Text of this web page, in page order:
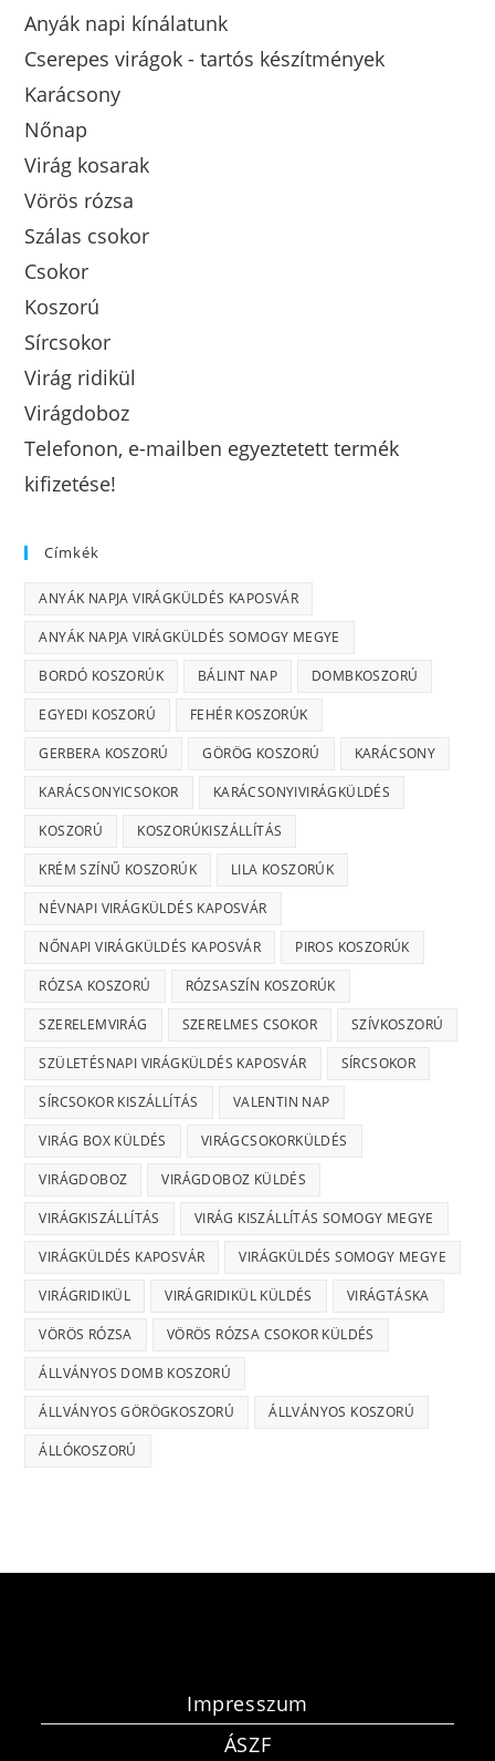
Anyák napi kínálatunk
Cserepes virágok - tartós készítmények
Karácsony
Nőnap
Virág kosarak
Vörös rózsa
Szálas csokor
Csokor
Koszorú
Sírcsokor
Virág ridikül
Virágdoboz
Telefonon, e-mailben egyeztetett termék
kifizetése!
Címkék
ANYÁK NAPJA VIRÁGKÜLDÉS KAPOSVÁR
ANYÁK NAPJA VIRÁGKÜLDÉS SOMOGY MEGYE
BORDÓ KOSZORÚK BÁLINT NAP DOMBKOSZORÚ
EGYEDI KOSZORÚ FEHÉR KOSZORÚK
GERBERA KOSZORÚ GÖRÖG KOSZORÚ KARÁCSONY
KARÁCSONYICSOKOR KARÁCSONYIVIRÁGKÜLDÉS
KOSZORÚ KOSZORÚKISZÁLLÍTÁS
KRÉM SZÍNŰ KOSZORÚK LILA KOSZORÚK
NÉVNAPI VIRÁGKÜLDÉS KAPOSVÁR
NŐNAPI VIRÁGKÜLDÉS KAPOSVÁR PIROS KOSZORÚK
RÓZSA KOSZORÚ RÓZSASZÍN KOSZORÚK
SZERELEMVIRÁG SZERELMES CSOKOR SZÍVKOSZORÚ
SZÜLETÉSNAPI VIRÁGKÜLDÉS KAPOSVÁR SÍRCSOKOR
SÍRCSOKOR KISZÁLLÍTÁS VALENTIN NAP
VIRÁG BOX KÜLDÉS VIRÁGCSOKORKÜLDÉS
VIRÁGDOBOZ VIRÁGDOBOZ KÜLDÉS
VIRÁGKISZÁLLÍTÁS VIRÁG KISZÁLLÍTÁS SOMOGY MEGYE
VIRÁGKÜLDÉS KAPOSVÁR VIRÁGKÜLDÉS SOMOGY MEGYE
VIRÁGRIDIKÜL VIRÁGRIDIKÜL KÜLDÉS VIRÁGTÁSKA
VÖRÖS RÓZSA VÖRÖS RÓZSA CSOKOR KÜLDÉS
ÁLLVÁNYOS DOMB KOSZORÚ
ÁLLVÁNYOS GÖRÖGKOSZORÚ ÁLLVÁNYOS KOSZORÚ
ÁLLÓKOSZORÚ
Impresszum
ÁSZF